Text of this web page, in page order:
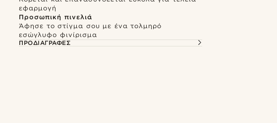
εφαρμογή
Προσωπική πινελιά
Άφησε το στίγμα σου με ένα τολμηρό
εσώγλυφο φινίρισμα
ΠΡΟΔΙΑΓΡΑΦΈΣ